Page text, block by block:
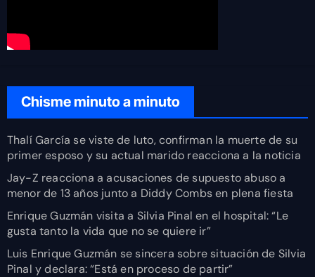
Chisme minuto a minuto
Thalí García se viste de luto, confirman la muerte de su
primer esposo y su actual marido reacciona a la noticia
Jay-Z reacciona a acusaciones de supuesto abuso a
menor de 13 años junto a Diddy Combs en plena fiesta
Enrique Guzmán visita a Silvia Pinal en el hospital: “Le
gusta tanto la vida que no se quiere ir”
Luis Enrique Guzmán se sincera sobre situación de Silvia
Pinal y declara: “Está en proceso de partir”